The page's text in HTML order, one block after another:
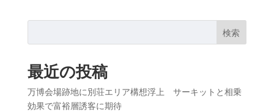
検索
最近の投稿
万博会場跡地に別荘エリア構想浮上 サーキットと相乗
効果で富裕層誘客に期待